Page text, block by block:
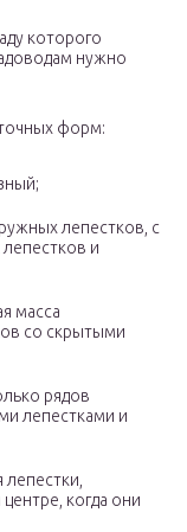
которого
нужно
форм:
лепестков, с
и
масса
со скрытыми
рядов
лепестками и
когда они